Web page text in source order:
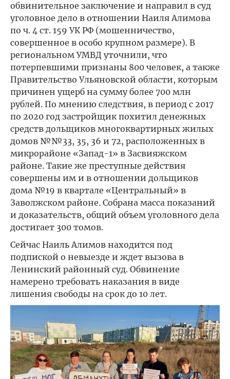
обвинительное заключение и направил в суд
уголовное дело в отношении Наиля Алимова
по ч. 4 ст. 159 УК РФ (мошенничество,
совершенное в особо крупном размере). В
региональном УМВД уточнили, что
потерпевшими признаны 800 человек, а также
Правительство Ульяновской области, которым
причинен ущерб на сумму более 700 млн
рублей. По мнению следствия, в период с 2017
по 2020 год застройщик похитил денежных
средств дольщиков многоквартирных жилых
домов №№33, 35, 36 и 72, расположенных в
микрорайоне «Запад-1» в Засвияжском
районе. Такие же преступные действия
совершены им и в отношении дольщиков
дома №19 в квартале «Центральный» в
Заволжском районе. Собрана масса показаний
и доказательств, общий объем уголовного дела
достигает 300 томов.
Сейчас Наиль Алимов находится под
подпиской о невыезде и ждет вызова в
Ленинский районный суд. Обвинение
намерено требовать наказания в виде
лишения свободы на срок до 10 лет.